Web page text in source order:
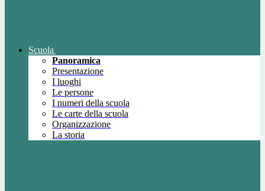
Scuola
Panoramica
Presentazione
I luoghi
Le persone
I numeri della scuola
Le carte della scuola
Organizzazione
La storia